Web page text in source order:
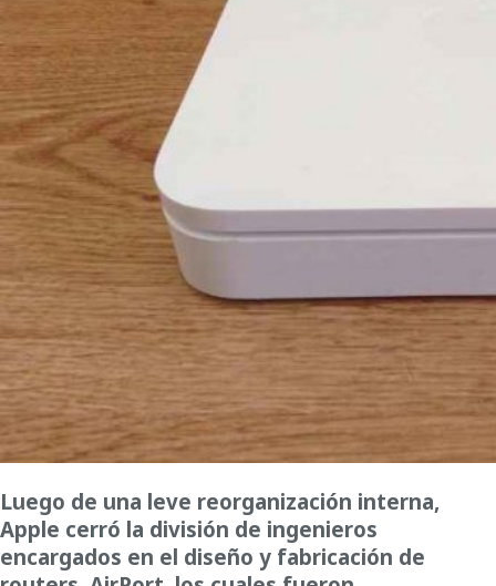
Luego de una leve reorganización interna,
Apple cerró la división de ingenieros
encargados en el diseño y fabricación de